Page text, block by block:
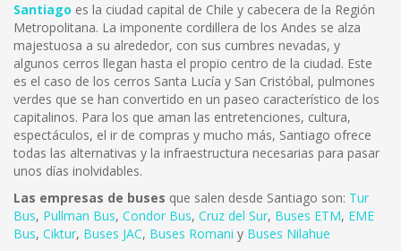
Santiago es la ciudad capital de Chile y cabecera de la Región
Metropolitana. La imponente cordillera de los Andes se alza
majestuosa a su alrededor, con sus cumbres nevadas, y
algunos cerros llegan hasta el propio centro de la ciudad. Este
es el caso de los cerros Santa Lucía y San Cristóbal, pulmones
verdes que se han convertido en un paseo característico de los
capitalinos. Para los que aman las entretenciones, cultura,
espectáculos, el ir de compras y mucho más, Santiago ofrece
todas las alternativas y la infraestructura necesarias para pasar
unos días inolvidables.
Las empresas de buses que salen desde Santiago son: Tur
Bus, Pullman Bus, Condor Bus, Cruz del Sur, Buses ETM, EME
Bus, Ciktur, Buses JAC, Buses Romani y Buses Nilahue